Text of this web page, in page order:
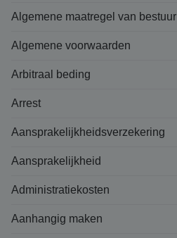
Algemene maatregel van bestuur
Algemene voorwaarden
Arbitraal beding
Arrest
Aansprakelijkheidsverzekering
Aansprakelijkheid
Administratiekosten
Aanhangig maken